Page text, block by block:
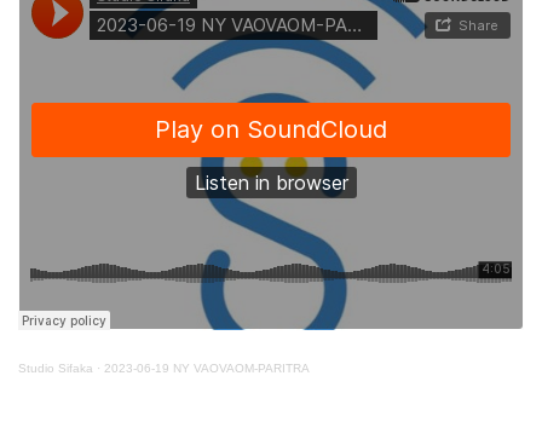
Studio Sifaka · 2023-06-19 NY VAOVAOM-PARITRA